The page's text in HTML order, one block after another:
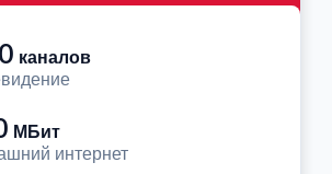
каналов
МБит
интернет